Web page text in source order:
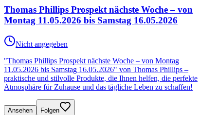
Thomas Phillips Prospekt nächste Woche – von
Montag 11.05.2026 bis Samstag 16.05.2026
Nicht angegeben
"Thomas Phillips Prospekt nächste Woche – von Montag
11.05.2026 bis Samstag 16.05.2026" von Thomas Phillips –
praktische und stilvolle Produkte, die Ihnen helfen, die perfekte
Atmosphäre für Zuhause und das tägliche Leben zu schaffen!
Ansehen Folgen